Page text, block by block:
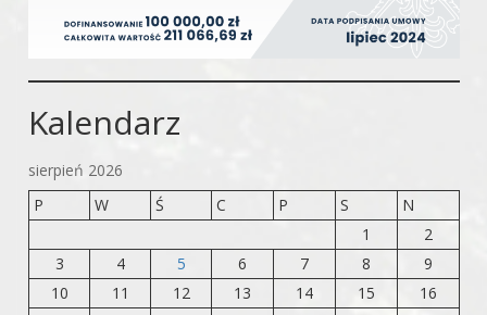
Kalendarz
sierpień 2026
P
W Ś C P S
N
1
2
3
4 5 6 7 8
9
10
11 12 13 14 15
16